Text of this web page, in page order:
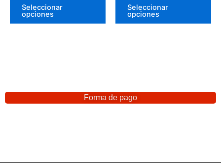
Seleccionar
opciones
Seleccionar
opciones
Forma de pago